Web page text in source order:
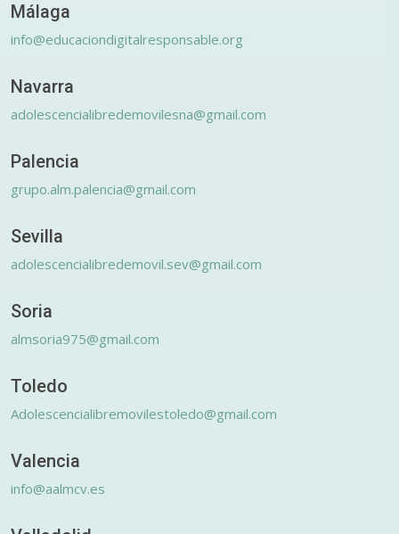
Málaga
info@educaciondigitalresponsable.org
Navarra
adolescencialibredemovilesna@gmail.com
Palencia
grupo.alm.palencia@gmail.com
Sevilla
adolescencialibredemovil.sev@gmail.com
Soria
almsoria975@gmail.com
Toledo
Adolescencialibremovilestoledo@gmail.com
Valencia
info@aalmcv.es